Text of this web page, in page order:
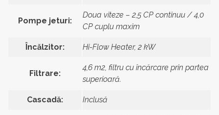
Pompe jeturi:
Doua viteze – 2,5 CP continuu / 4,0
CP cuplu maxim
Încălzitor: Hi-Flow Heater, 2 kW
Filtrare:
4,6 m2, filtru cu încărcare prin partea
superioară.
Cascadă: Inclusă